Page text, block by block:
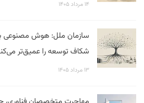
۱۴ مرداد ۱۴۰۵
سازمان ملل: هوش مصنوعی
شکاف توسعه را عمیق‌تر
۱۳ مرداد ۱۴۰۵